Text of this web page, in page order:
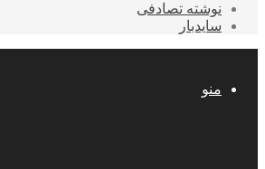
نوشته تصادفی
سایدبار
منو